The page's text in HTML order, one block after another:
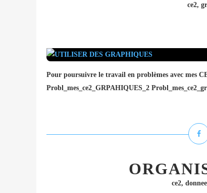
ce2,
Pour poursuivre le travail en problèmes avec mes
Probl_mes_ce2_GRPAHIQUES_2
ce2,